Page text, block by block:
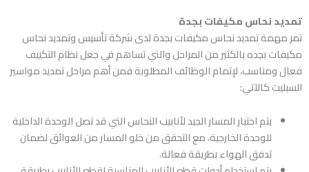
تمديد نحاس مكيفات بجدة
تمر مهمة تمديد نحاس مكيفات بجدة لدىشركة تأسيس وتمديد نحاس
مكيفات بجدهبالكثير من المراحل والتي تساهم في جعل نظام التكييف
فعال ومناسب، لإتمام الوظائف المطلوبة فمن أهم مراحل تمديد مواسير
السبليت كالآتي:
يتم اختيار المسار الجيد لأنابيب النحاس التي قد تصل الوحدة الداخلية
للوحدة الخارجية، مع التحقق من خلو المسار من العوائق لضمان
تدفق الهواء بطريقة فعالة.